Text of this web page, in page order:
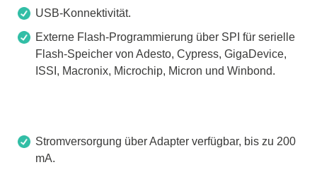
USB-Konnektivität.
Externe Flash-Programmierung über SPI für serielle
Flash-Speicher von Adesto, Cypress, GigaDevice,
ISSI, Macronix, Microchip, Micron und Winbond.
Stromversorgung über Adapter verfügbar, bis zu 200
mA.